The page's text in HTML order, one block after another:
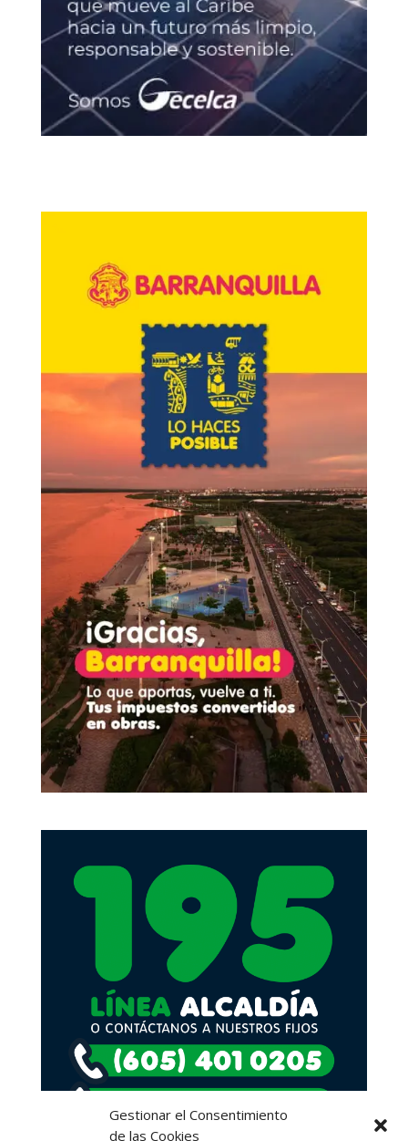
Gestionar el Consentimiento
de las Cookies